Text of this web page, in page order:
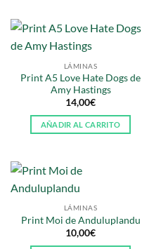
LÁMINAS
Print A5 Love Hate Dogs de
Amy Hastings
14,00€
AÑADIR AL CARRITO
LÁMINAS
Print Moi de Anduluplandu
10,00€